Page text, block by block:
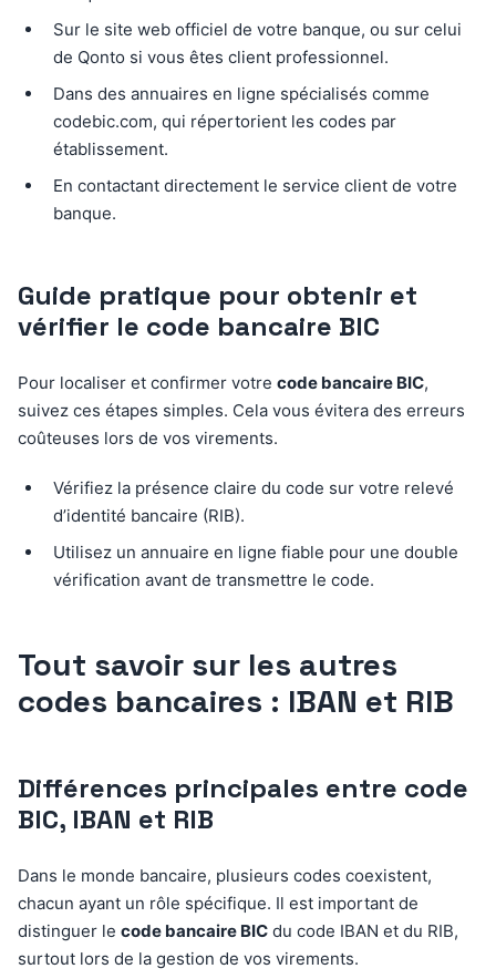
Sur le site web officiel de votre banque, ou sur celui
de Qonto si vous êtes client professionnel.
Dans des annuaires en ligne spécialisés comme
codebic.com, qui répertorient les codes par
établissement.
En contactant directement le service client de votre
banque.
Guide pratique pour obtenir et
vérifier le code bancaire BIC
Pour localiser et confirmer votre code bancaire BIC,
suivez ces étapes simples. Cela vous évitera des erreurs
coûteuses lors de vos virements.
Vérifiez la présence claire du code sur votre relevé
d’identité bancaire (RIB).
Utilisez un annuaire en ligne fiable pour une double
vérification avant de transmettre le code.
Tout savoir sur les autres
codes bancaires : IBAN et RIB
Différences principales entre code
BIC, IBAN et RIB
Dans le monde bancaire, plusieurs codes coexistent,
chacun ayant un rôle spécifique. Il est important de
distinguer le code bancaire BIC du code IBAN et du RIB,
surtout lors de la gestion de vos virements.